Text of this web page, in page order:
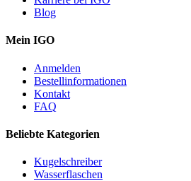
Blog
Mein IGO
Anmelden
Bestellinformationen
Kontakt
FAQ
Beliebte Kategorien
Kugelschreiber
Wasserflaschen